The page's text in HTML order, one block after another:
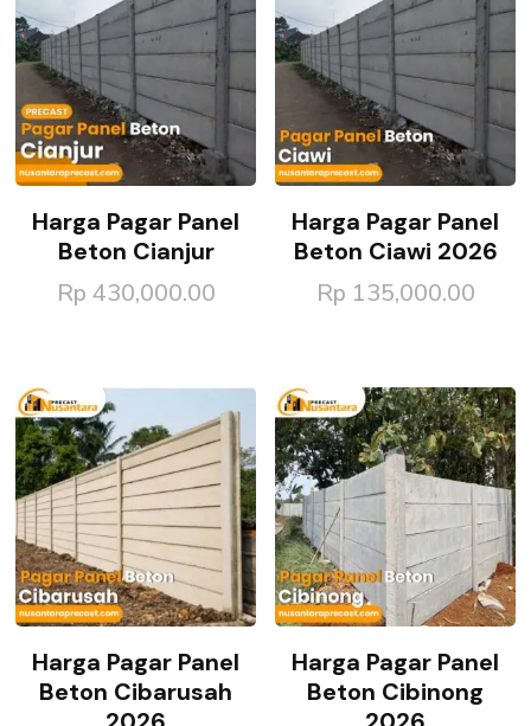
Harga Pagar Panel
Beton Cianjur
Rp 430,000.00
Harga Pagar Panel
Beton Ciawi 2026
Rp 135,000.00
Harga Pagar Panel
Beton Cibarusah
Harga Pagar Panel
Beton Cibinong